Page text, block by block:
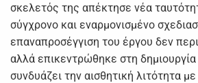
σκελετός της απέκτησε νέα
σύγχρονο και εναρμονισμένο
επαναπροσέγγιση του έργου δεν
αλλά επικεντρώθηκε στη δημιουργία
συνδυάζει την αισθητική λιτότητα